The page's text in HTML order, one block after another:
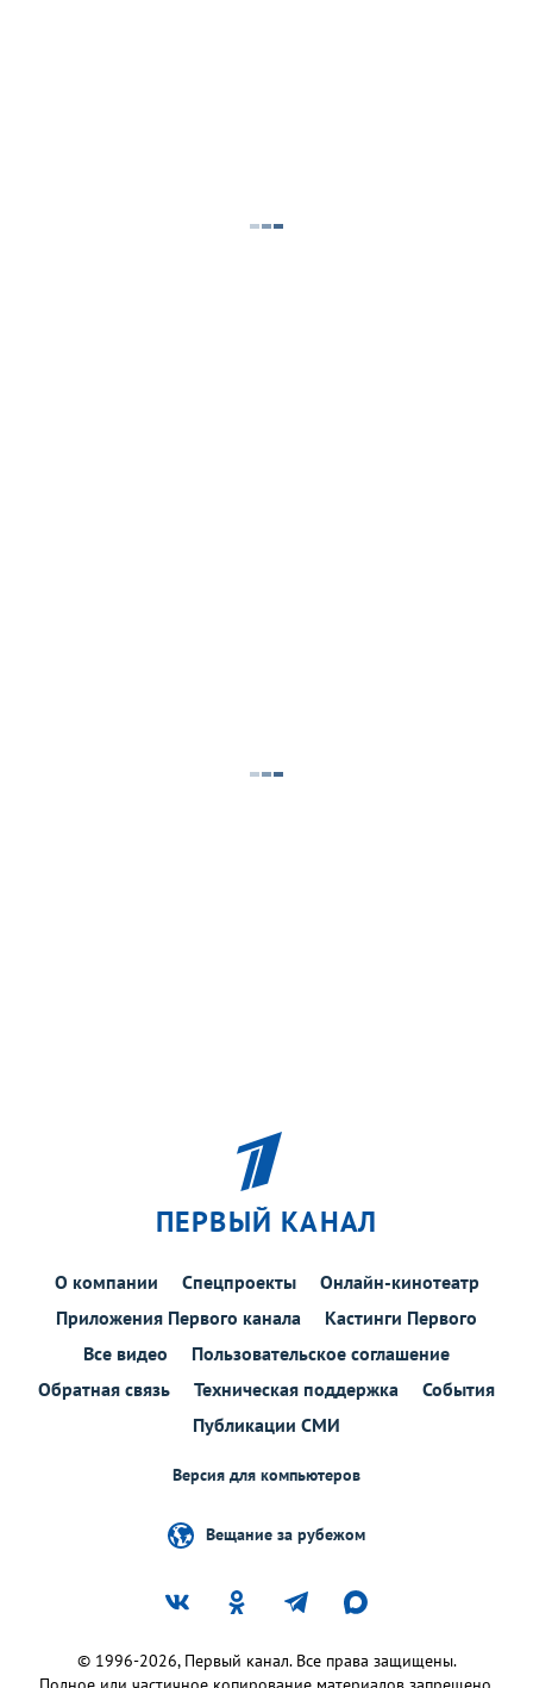
ПЕРВЫЙ КАНАЛ
О компании Спецпроекты
Онлайн-кинотеатр
Приложения Первого канала
Кастинги Первого
Все видео
Пользовательское соглашение
Обратная связь
Техническая поддержка
События
Публикации СМИ
Версия для компьютеров
Вещание за рубежом
© 1996-2026, Первый канал. Все права защищены.